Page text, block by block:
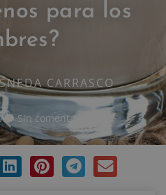
para los
CARRASCO
Sin comentarios